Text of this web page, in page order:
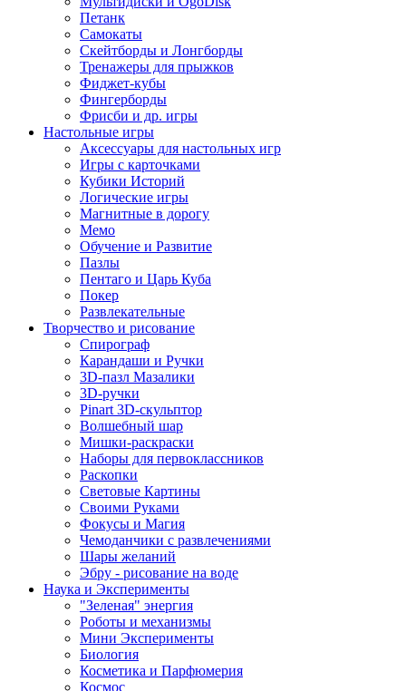
Петанк
Самокаты
Скейтборды и Лонгборды
Тренажеры для прыжков
Фиджет-кубы
Фингерборды
Фрисби и др. игры
Настольные игры
Аксессуары для настольных игр
Игры с карточками
Кубики Историй
Логические игры
Магнитные в дорогу
Мемо
Обучение и Развитие
Пазлы
Пентаго и Царь Куба
Покер
Развлекательные
Творчество и рисование
Спирограф
Карандаши и Ручки
3D-пазл Мазалики
3D-ручки
Pinart 3D-скульптор
Волшебный шар
Мишки-раскраски
Наборы для первоклассников
Раскопки
Световые Картины
Своими Руками
Фокусы и Магия
Чемоданчики с развлечениями
Шары желаний
Эбру - рисование на воде
Наука и Эксперименты
"Зеленая" энергия
Роботы и механизмы
Мини Эксперименты
Биология
Косметика и Парфюмерия
Космос